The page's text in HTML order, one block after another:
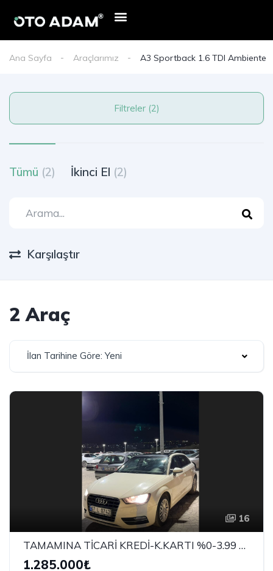
Ana Sayfa Araçlarımız A3 Sportback 1.6 TDI Ambiente
Filtreler (2)
Tümü (2) İkinci El (2)
Karşılaştır
2 Araç
İlan Tarihine Göre: Yeni
16
TAMAMINA TİCARİ KREDİ-K.KARTI %0-3.99 ÇEK-2.99 SENET-ÇKS SATIŞ
1.285.000₺